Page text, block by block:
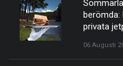
berömda:
privata
06 Augusti